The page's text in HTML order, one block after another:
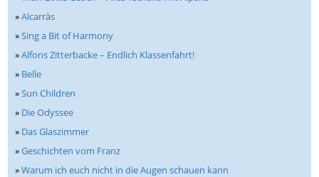
»Alcarràs
»Sing a Bit of Harmony
»Alfons Zitterbacke – Endlich Klassenfahrt!
» Belle
»Sun Children
» Die Odyssee
» Das Glaszimmer
»Geschichten vom Franz
»Warum ich euch nicht in die Augen schauen kann